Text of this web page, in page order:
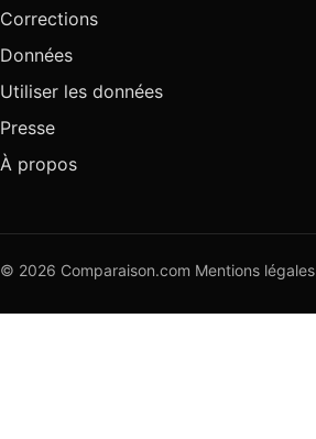
Corrections
Données
Utiliser les données
Presse
À propos
© 2026 Comparaison.com Mentions légales